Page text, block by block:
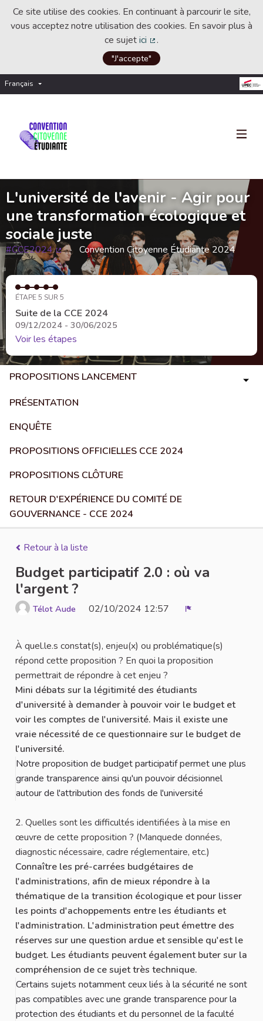
Ce site utilise des cookies. En continuant à parcourir le site,
vous acceptez notre utilisation des cookies. En savoir plus à
ce sujetici
(Lien externe)
.
"J'accepte"
Français Choisir la langue
L'université de l'avenir - Agir pour
une transformation écologique et
sociale juste
#CCE2024
(Lien externe)
Convention Citoyenne Étudiante 2024
ÉTAPE 5 SUR 5
Suite de la CCE 2024
09/12/2024 - 30/06/2025
Voir les étapes
PROPOSITIONS LANCEMENT
PRÉSENTATION
ENQUÊTE
PROPOSITIONS OFFICIELLES CCE 2024
PROPOSITIONS CLÔTURE
RETOUR D'EXPÉRIENCE DU COMITÉ DE
GOUVERNANCE - CCE 2024
Retour à la liste
Budget participatif 2.0 : où va
l'argent ?
Télot Aude 02/10/2024 12:57
À quel.le.s constat(s), enjeu(x) ou problématique(s)
répond cette proposition ? En quoi la proposition
permettrait de répondre à cet enjeu ?
Mini débats sur la légitimité des étudiants
d'université à demander à pouvoir voir le budget et
voir les comptes de l'université. Mais il existe une
vraie nécessité de ce questionnaire sur le budget de
l'université.
Notre proposition de budget participatif permet une plus
grande transparence ainsi qu'un pouvoir décisionnel
autour de l'attribution des fonds de l'université
2. Quelles sont les difficultés identifiées à la mise en
œuvre de cette proposition ? (Manquede données,
diagnostic nécessaire, cadre réglementaire, etc.)
Connaître les pré-carrées budgétaires de
l'administrations, afin de mieux répondre à la
thématique de la transition écologique et pour lisser
les points d'achoppements entre les étudiants et
l'administration. L'administration peut émettre des
réserves sur une question ardue et sensible qu'est le
budget. Les étudiants peuvent également buter sur la
compréhension de ce sujet très technique.
Certains sujets notamment ceux liés à la sécurité ne sont
pas compatibles avec une grande transparence pour la
protection des étudiants et du personnel de la faculté